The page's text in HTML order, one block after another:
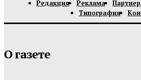
Редакция Реклама
Типография
О газете